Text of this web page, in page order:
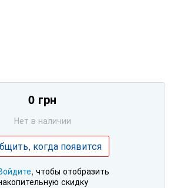
0 грн
Нет в наличии
когда появится
, чтобы отобразить
скидку